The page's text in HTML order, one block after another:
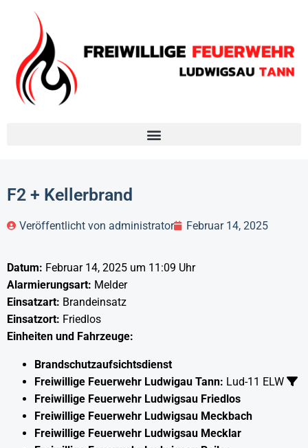
F2 + Kellerbrand
Veröffentlicht von administrator Februar 14, 2025
Datum: Februar 14, 2025 um 11:09 Uhr
Alarmierungsart: Melder
Einsatzart: Brandeinsatz
Einsatzort: Friedlos
Einheiten und Fahrzeuge:
Brandschutzaufsichtsdienst
Freiwillige Feuerwehr Ludwigau Tann: Lud-11 ELW
Freiwillige Feuerwehr Ludwigsau Friedlos
Freiwillige Feuerwehr Ludwigsau Meckbach
Freiwillige Feuerwehr Ludwigsau Mecklar